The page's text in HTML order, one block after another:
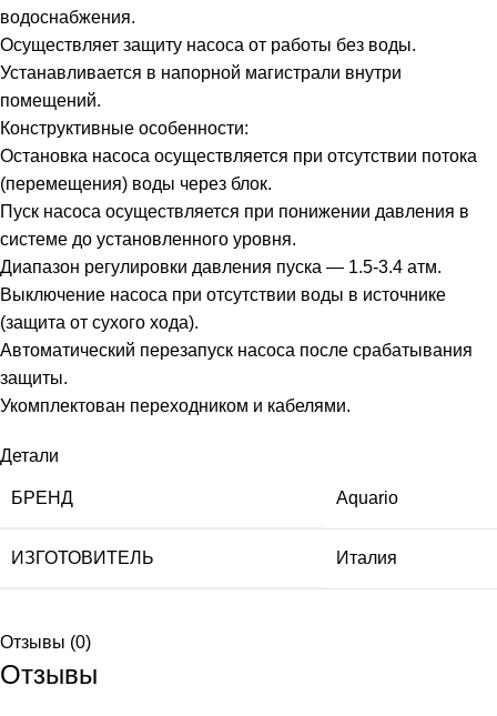
водоснабжения.
Осуществляет защиту насоса от работы без воды.
Устанавливается в напорной магистрали внутри
помещений.
Конструктивные особенности:
Остановка насоса осуществляется при отсутствии потока
(перемещения) воды через блок.
Пуск насоса осуществляется при понижении давления в
системе до установленного уровня.
Диапазон регулировки давления пуска — 1.5-3.4 атм.
Выключение насоса при отсутствии воды в источнике
(защита от сухого хода).
Автоматический перезапуск насоса после срабатывания
защиты.
Укомплектован переходником и кабелями.
Детали
БРЕНД Aquario
ИЗГОТОВИТЕЛЬ Италия
Отзывы (0)
Отзывы